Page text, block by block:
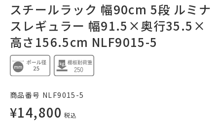
スチールラック 幅90cm 5段 ルミナ
スレギュラー 幅91.5×奥行35.5×
高さ156.5cm NLF9015-5
商品番号 NLF9015-5
¥14,800 税込